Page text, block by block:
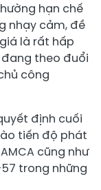
hạn chế
nhạy cảm, đề
là rất hấp
đang theo đuổi
công
định cuối
tiến độ phát
cũng như
trong những